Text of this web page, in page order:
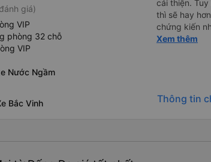
giá)
VIP
phòng 32 chỗ
VIP
Nước Ngầm
Bắc Vinh
cải thiện.
thì sẽ hay
chứng kiến
rồi: tài xế và
Xem thêm
Thông tin